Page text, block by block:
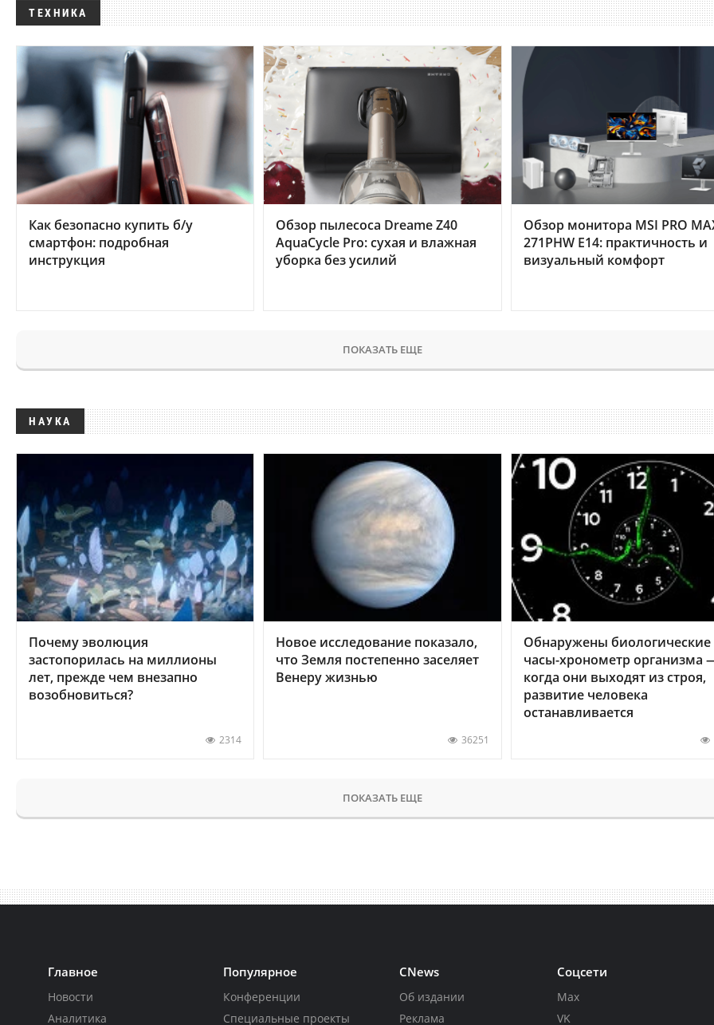
ТЕХНИКА
Как безопасно купить б/у
смартфон: подробная
инструкция
Обзор пылесоса Dreame Z40
AquaCycle Pro: сухая и влажная
уборка без усилий
Обзор монитора MSI PRO
271PHW E14: практичность и
визуальный комфорт
ПОКАЗАТЬ ЕЩЕ
НАУКА
Почему эволюция
застопорилась на миллионы
лет, прежде чем внезапно
возобновиться?
2314
Новое исследование показало,
что Земля постепенно заселяет
Венеру жизнью
36251
Обнаружены биологические
часы-хронометр организма
когда они выходят из строя,
развитие человека
останавливается
ПОКАЗАТЬ ЕЩЕ
Главное
Новости
Аналитика
Популярное
Конференции
Специальные проекты
CNews
Об издании
Реклама
Соцсети
Max
VK